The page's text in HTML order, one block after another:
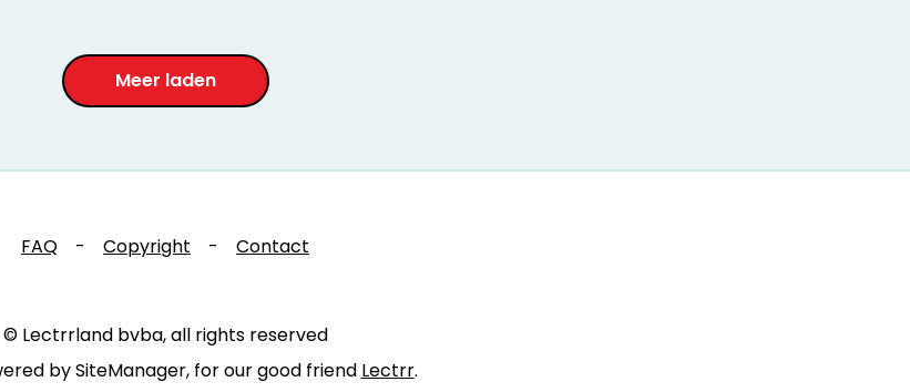
Meer laden
FAQ - Copyright - Contact
© Lectrrland bvba, all rights reserved
by SiteManager, for our good friend Lectrr.